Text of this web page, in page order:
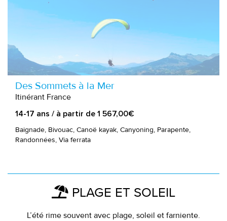
Des Sommets à la Mer
Itinérant France
14-17 ans / à partir de 1 567,00€
Baignade, Bivouac, Canoë kayak, Canyoning, Parapente,
Randonnées, Via ferrata
PLAGE ET SOLEIL
L’été rime souvent avec plage, soleil et farniente.